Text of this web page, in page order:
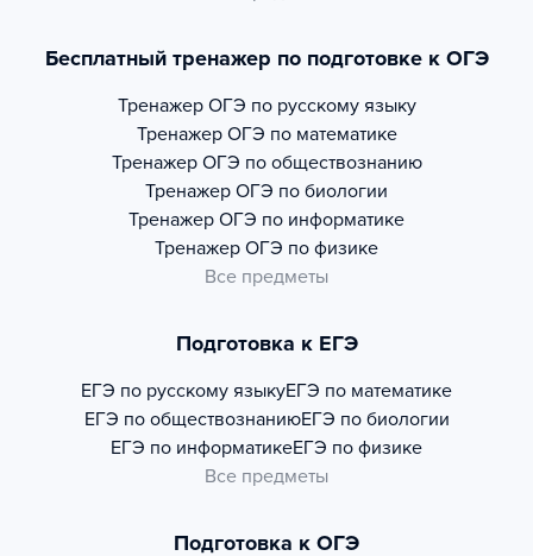
Бесплатный тренажер по подготовке к ОГЭ
Тренажер ОГЭ по русскому языку
Тренажер ОГЭ по математике
Тренажер ОГЭ по обществознанию
Тренажер ОГЭ по биологии
Тренажер ОГЭ по информатике
Тренажер ОГЭ по физике
Все предметы
Подготовка к ЕГЭ
ЕГЭ по русскому языкуЕГЭ по математике
ЕГЭ по обществознаниюЕГЭ по биологии
ЕГЭ по информатикеЕГЭ по физике
Все предметы
Подготовка к ОГЭ